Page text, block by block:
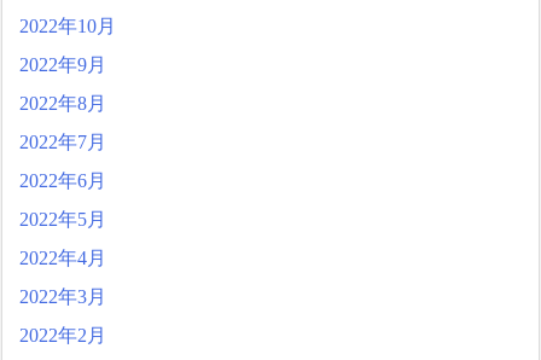
2022年10月
2022年9月
2022年8月
2022年7月
2022年6月
2022年5月
2022年4月
2022年3月
2022年2月